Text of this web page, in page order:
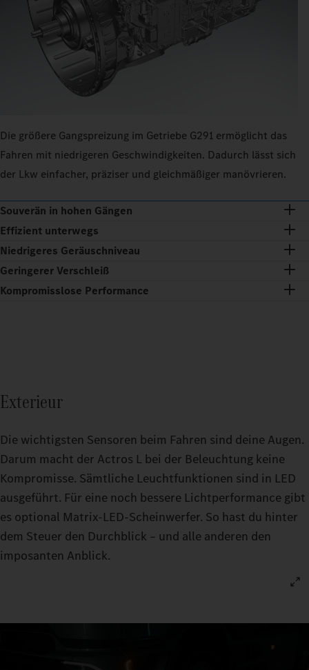
Die größere Gangspreizung im Getriebe G291 ermöglicht das
Fahren mit niedrigeren Geschwindigkeiten. Dadurch lässt sich
der Lkw einfacher, präziser und gleichmäßiger manövrieren.
Souverän in hohen Gängen
Effizient unterwegs
Niedrigeres Geräuschniveau
Geringerer Verschleiß
Kompromisslose Performance
Exterieur
Die wichtigsten Sensoren beim Fahren sind deine Augen.
Darum macht der Actros L bei der Beleuchtung keine
Kompromisse. Sämtliche Leuchtfunktionen sind in LED
ausgeführt. Für eine noch bessere Lichtperformance gibt
es optional Matrix-LED-Scheinwerfer. So hast du hinter
dem Steuer den Durchblick – und alle anderen den
imposanten Anblick.